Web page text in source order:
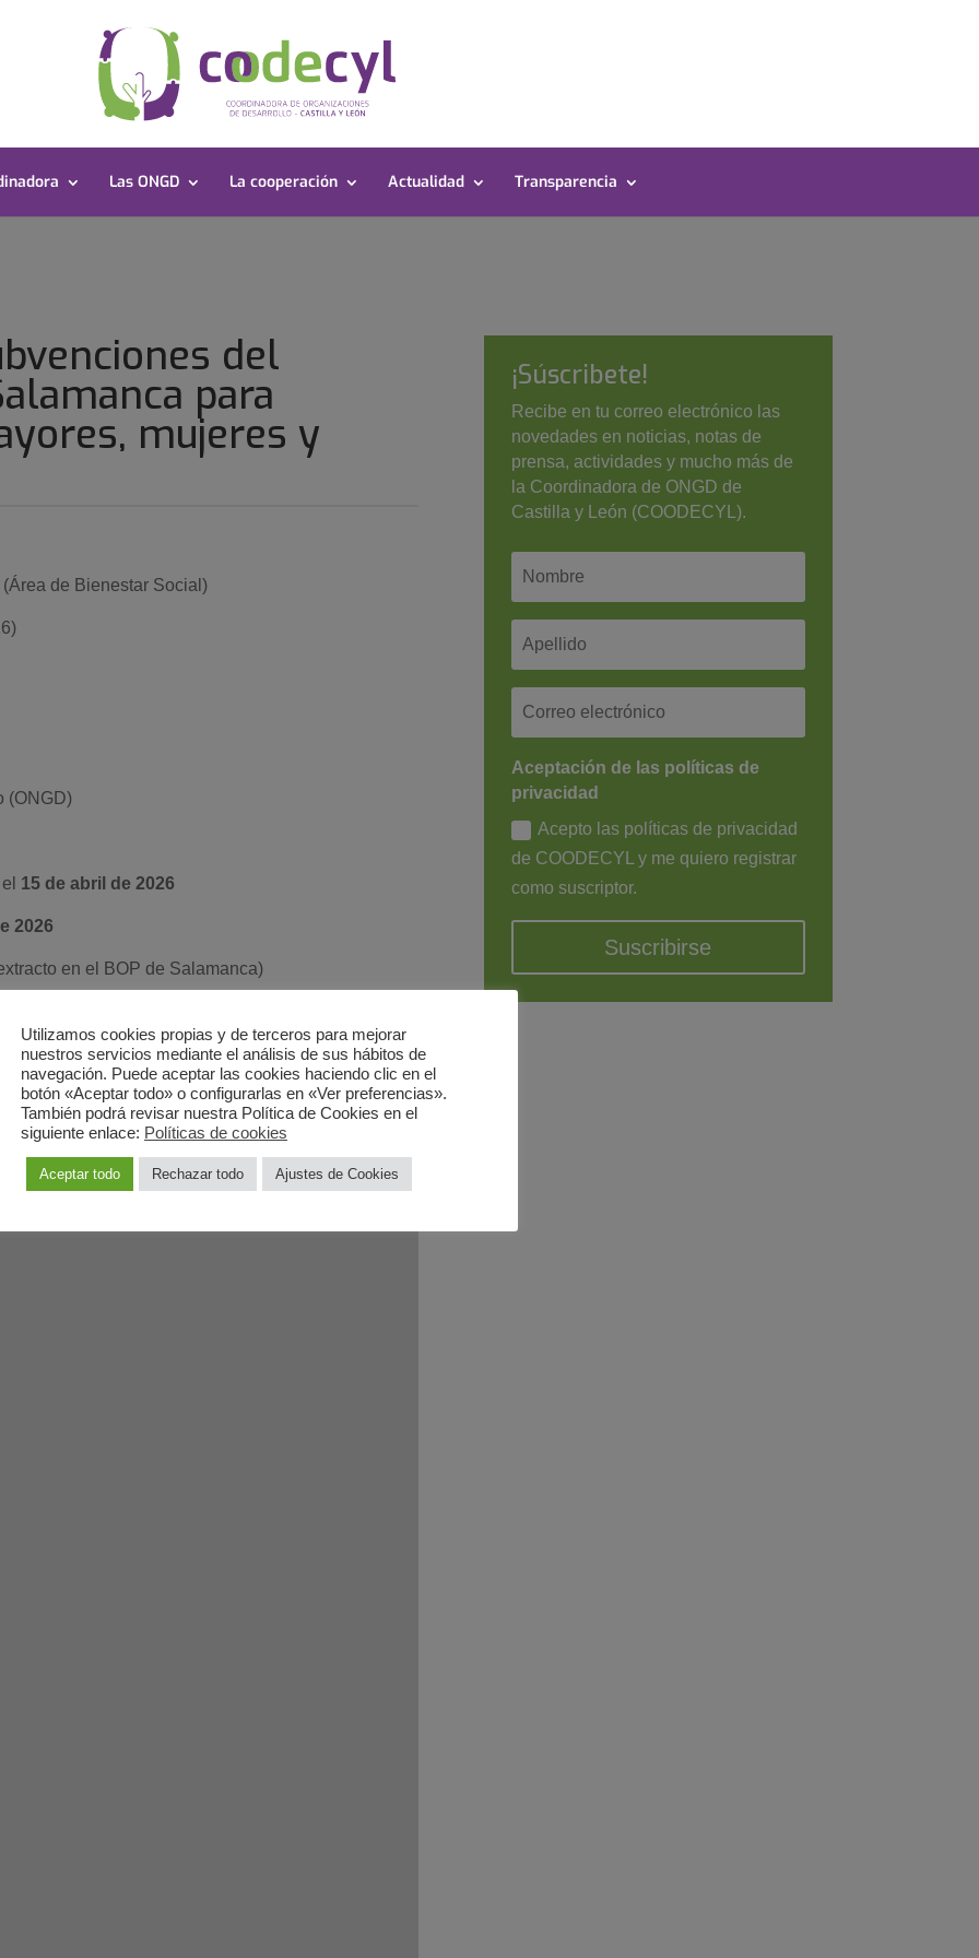
Las ONGD La cooperación Actualidad Transparencia
del
para
mujeres y
de Bienestar Social)
(ONGD)
15 de abril de 2026
2026
en el BOP de Salamanca)
del Ayto de Salamanca: Solicitud de Ayuda
rec.redsara.
¡Súscribete!
Recibe en tu correo electrónico las
novedades en noticias, notas de
prensa, actividades y mucho más de
la Coordinadora de ONGD de
Castilla y León (COODECYL).
Aceptación de las políticas de
privacidad
Acepto las políticas de privacidad
de COODECYL y me quiero registrar
como suscriptor.
Suscribirse
Utilizamos cookies propias y de terceros para mejorar
nuestros servicios mediante el análisis de sus hábitos de
navegación. Puede aceptar las cookies haciendo clic en el
botón «Aceptar todo» o configurarlas en «Ver preferencias».
También podrá revisar nuestra Política de Cookies en el
siguiente enlace: Políticas de cookies
Aceptar todo Rechazar todo Ajustes de Cookies